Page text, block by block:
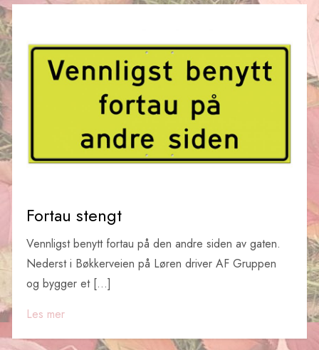
Fortau stengt
Vennligst benytt fortau på den andre siden av gaten.
Nederst i Bøkkerveien på Løren driver AF Gruppen
og bygger et […]
Les mer